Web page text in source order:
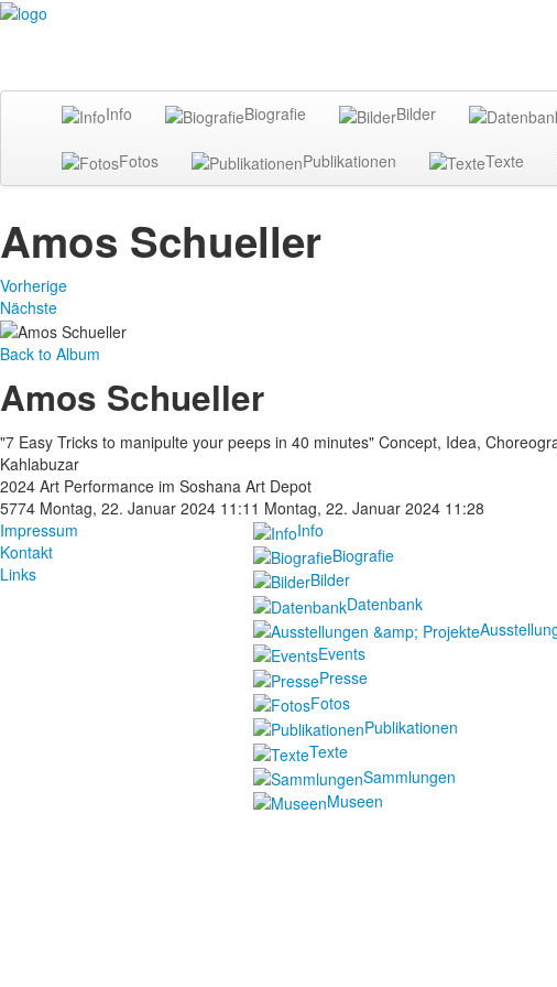
Info Biografie Bilder
Fotos Publikationen Texte
Amos Schueller
Vorherige
Nächste
Back to Album
Amos Schueller
"7 Easy Tricks to manipulte your peeps in 40 minutes" Concept, Idea,
Kahlabuzar
2024 Art Performance im Soshana Art Depot
5774 Montag, 22. Januar 2024 11:11 Montag, 22. Januar 2024 11:28
Impressum
Kontakt
Links
Info
Biografie
Bilder
Datenbank
Events
Presse
Fotos
Publikationen
Texte
Sammlungen
Museen